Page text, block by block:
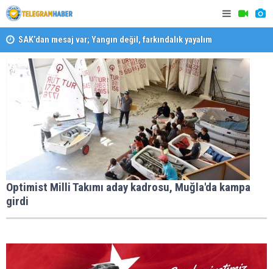
Karabağlar ‘da Gazeteci Barış Selçuk saygıyla anıldı
Optimist Milli Takımı aday kadrosu, Muğla'da kampa
girdi